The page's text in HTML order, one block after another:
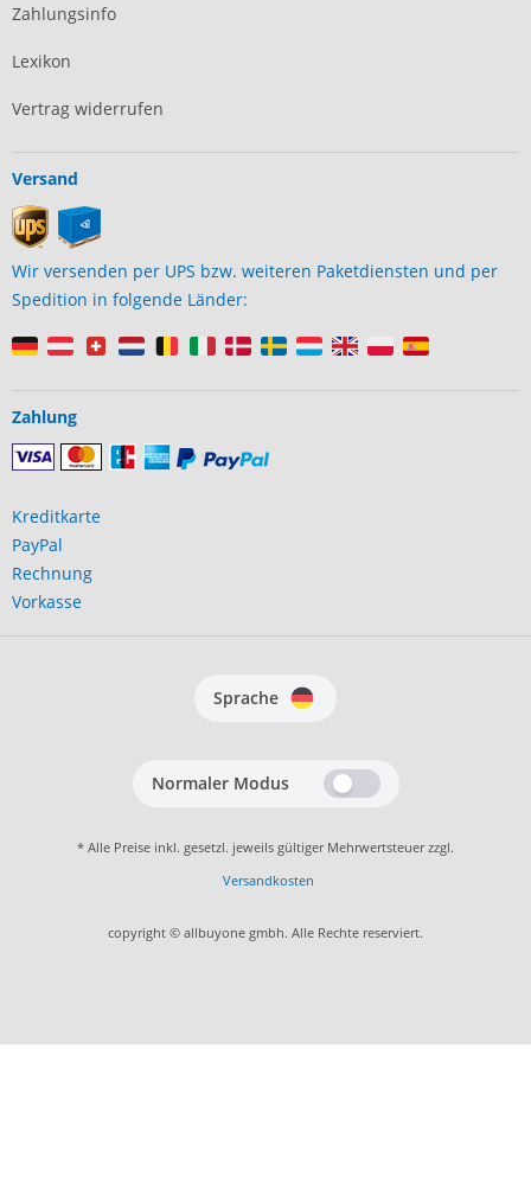
Zahlungsinfo
Lexikon
Vertrag widerrufen
Versand
Wir versenden per UPS bzw. weiteren Paketdiensten und per
Spedition in folgende Länder:
Zahlung
Kreditkarte
PayPal
Rechnung
Vorkasse
Sprache
Normaler Modus
* Alle Preise inkl. gesetzl. jeweils gültiger Mehrwertsteuer zzgl.
Versandkosten
copyright © allbuyone gmbh. Alle Rechte reserviert.